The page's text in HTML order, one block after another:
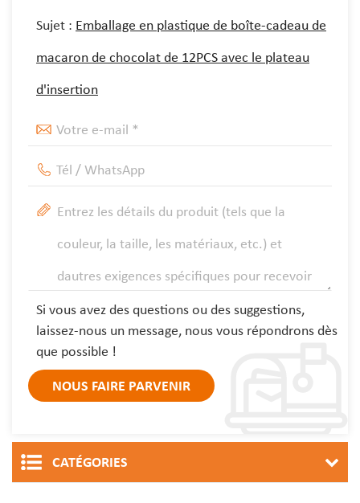
Sujet : Emballage en plastique de boîte-cadeau de
macaron de chocolat de 12PCS avec le plateau
d'insertion
Si vous avez des questions ou des suggestions,
laissez-nous un message, nous vous répondrons dès
que possible !
CATÉGORIES